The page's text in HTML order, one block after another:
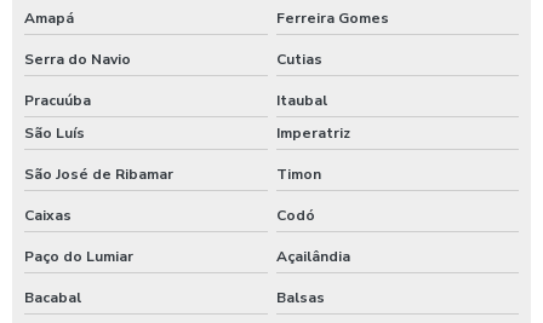
Amapá Ferreira Gomes
Serra do Navio Cutias
Pracuúba
Itaubal
São Luís
Imperatriz
São José de Ribamar Timon
Caixas Codó
Paço do Lumiar Açailândia
Bacabal Balsas